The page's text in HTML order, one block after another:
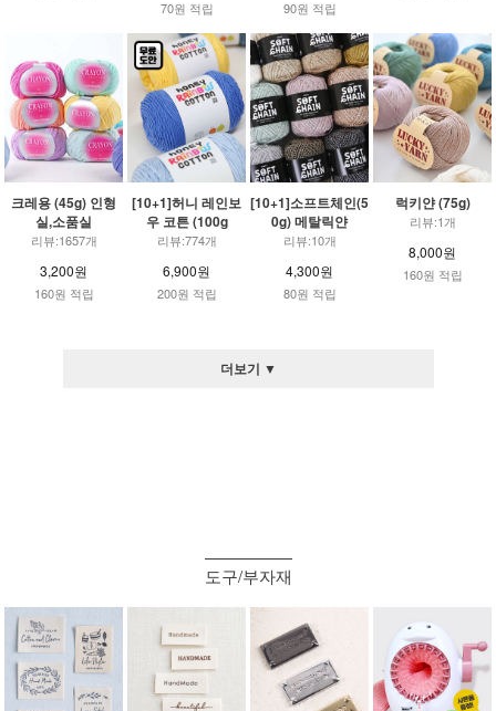
70원 적립 90원 적립
크레용 (45g) 인형
실,소품실
리뷰:1657개
3,200원
160원 적립
[10+1]허니 레인보
우 코튼 (100g
리뷰:774개
6,900원
200원 적립
[10+1]소프트체인(5
0g) 메탈릭얀
리뷰:10개
4,300원
80원 적립
럭키얀 (75g)
리뷰:1개
8,000원
160원 적립
더보기 ▼
도구/부자재